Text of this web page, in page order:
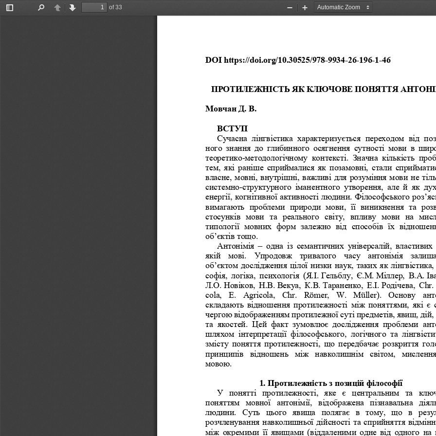
Toggle
PreviousNext
of 33
Zoom
Zoom
DOI https://doi.org/10.30525/978-9934-26-196-1-46
ПРОТИЛЕЖНІСТЬ ЯК КЛЮЧОВЕ ПОНЯТТЯ
Мовчан Д. В.
ВСТУП
Сучасна  лінгвістика  характеризується  переходом  від
ного  знання  до глибинного  осягнення  сутності  мови  в
теоретико-методологічному  контексті.  Значна  кількість
тем, які раніше сприймалися як  позамовні, стали
власне, мовні , внутрішні, важливі для розуміння мови не
системно-структурного  іманентного  утворення,  але  й  як
енергії, когнітивної активності людини. Філософського
вимагають  проблеми  природи  мови,  її  виникнення  та
стосунків  мови та  реального  світу,  впливу  мови  на
типології  мовних  форм  залежно  від  способів  їх
об’єктів тощо.
Антонімія – одна  із  семантичних  універсалій,  властивих
якій  мові.  Упродовж  тривалого  часу  антонімія
об’єктом дослідження цілої низки наук, таких як
софія,  логіка,  психологія  (Я.І. Гельблу,  Є.М. Міллер,  В.А.
Л.О. Новіков,  Н.В. Векуа,  К.В. Тараненко,  Е.І. Родічева,
cola,  E.  Agricola,  Chr.  Römer,  W.  Müller).  Основу  а
складають відношення протилежності між  поняттями, які є
чергою відображенням протилежної суті предметів, явищ, дій,
та  якостей.  Цей  факт  зумовлює  дослідження  проблеми
шляхом  інтерпретації  філософського,  логічного  та  лінгвісти
змісту поняття протилежності, що  передбачає  розкриття
принципів  відношень
між  навколишнім  світом,
мовою.
1. Протилежність з позицій філософії
У  понятті  протилежності,  яке  є  центральним  та
поняттям  мовної  антонімії,  відображена  пізнавальна
людини.  Суть  цього  явища  полягає  в  тому,  що  в
розчленування навколишньої дійсності та сприйняття
між  окремими її явищами (віддаленими одне від  одного на